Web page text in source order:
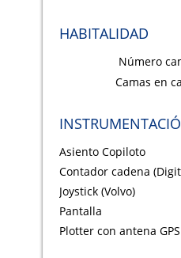
HABITALIDAD
Número
Camas en
Asiento Copiloto
Contador cadena
Joystick (Volvo)
Pantalla
Plotter con antena